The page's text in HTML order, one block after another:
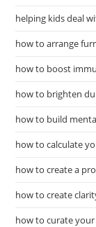
helping kids deal
how to arrange
how to boost
how to brighten
how to build
how to calculate
how to create a
how to create
how to curate